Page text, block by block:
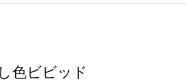
色ビビッド